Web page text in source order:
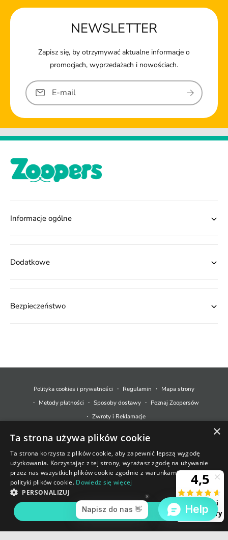
DODAJ DO KOSZYKA
Ostatnie sztuki!
Nie przegap okazji!
NEWSLETTER
Zapisz się, by otrzymywać aktualne informacje o
promocjach, wyprzedażach i nowościach.
E-mail
Informacje ogólne
Dodatkowe
Bezpieczeństwo
e
y
p
ł
a
t
n
o
c
© 2026,Zoopers.pl. Technologia Shopify
Polityka cookies i prywatności Regulamin
Mapa strony
Metody płatności
Sposoby dostawy
Poznaj Zoopersów
Zwroty i Reklamacje
+48 733 550 021
sklep@zoopers.pl
Godziny pracy infolinii
poniedziałek - piątek: 8 - 17
×
Ta strona używa plików cookie
Ta strona korzysta z plików cookie, aby zapewnić lepszą wygodę
użytkowania. Korzystając z tej strony, wyrażasz zgodę na używanie
przez nas wszystkich plików cookie zgodnie z warunkami naszej
polityki plików cookie. Dowiedz się więcej
PERSONALIZUJ
AKCEPTUJ WSZYSTKIE